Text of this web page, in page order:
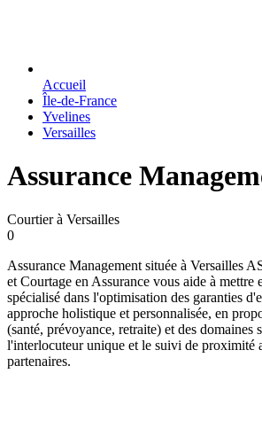
Accueil
Île-de-France
Yvelines
Versailles
Assurance
Courtier à Versailles
0
Assurance Management située à
et Courtage en Assurance vous aide à
spécialisé dans l'optimisation des garanties
approche holistique et personnalisée, en
(santé, prévoyance, retraite) et des
l'interlocuteur unique et le suivi de proximité
partenaires.